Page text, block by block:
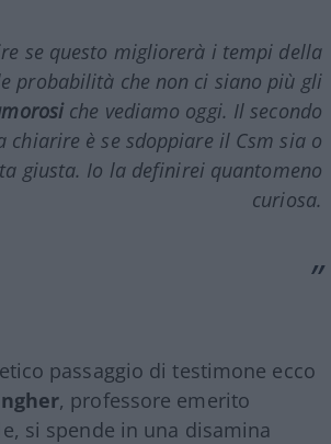
se questo migliorerà i tempi della
probabilità che non ci siano più gli
che vediamo oggi. Il secondo
chiarire è se sdoppiare il Csm sia o
giusta. Io la definirei quantomeno
curiosa.
passaggio di testimone ecco
, professore emerito
si spende in una disamina